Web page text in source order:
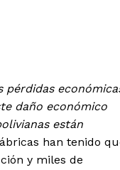
pérdidas
daño económico
están
han tenido
y miles de